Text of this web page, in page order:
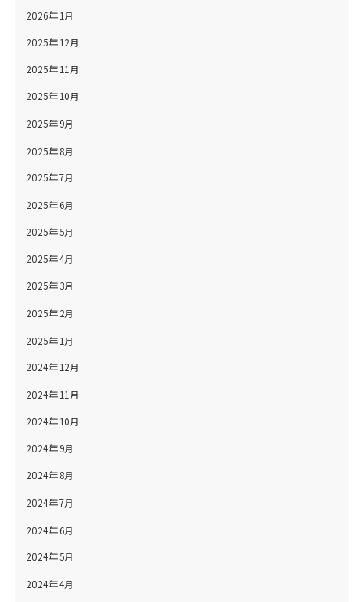
2026年1月
2025年12月
2025年11月
2025年10月
2025年9月
2025年8月
2025年7月
2025年6月
2025年5月
2025年4月
2025年3月
2025年2月
2025年1月
2024年12月
2024年11月
2024年10月
2024年9月
2024年8月
2024年7月
2024年6月
2024年5月
2024年4月